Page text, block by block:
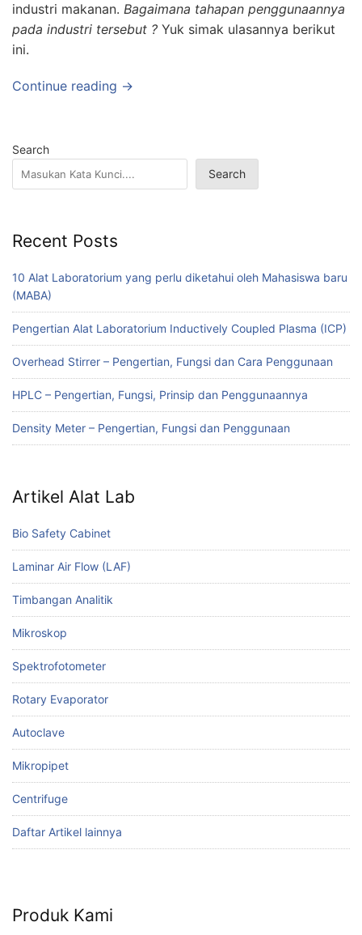
industri makanan. Bagaimana tahapan penggunaannya
pada industri tersebut ? Yuk simak ulasannya berikut
ini.
Continue reading →
Search
Search
Recent Posts
10 Alat Laboratorium yang perlu diketahui oleh Mahasiswa baru
(MABA)
Pengertian Alat Laboratorium Inductively Coupled Plasma (ICP)
Overhead Stirrer – Pengertian, Fungsi dan Cara Penggunaan
HPLC – Pengertian, Fungsi, Prinsip dan Penggunaannya
Density Meter – Pengertian, Fungsi dan Penggunaan
Artikel Alat Lab
Bio Safety Cabinet
Laminar Air Flow (LAF)
Timbangan Analitik
Mikroskop
Spektrofotometer
Rotary Evaporator
Autoclave
Mikropipet
Centrifuge
Daftar Artikel lainnya
Produk Kami